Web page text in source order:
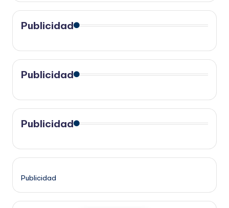
Publicidad
Publicidad
Publicidad
Publicidad